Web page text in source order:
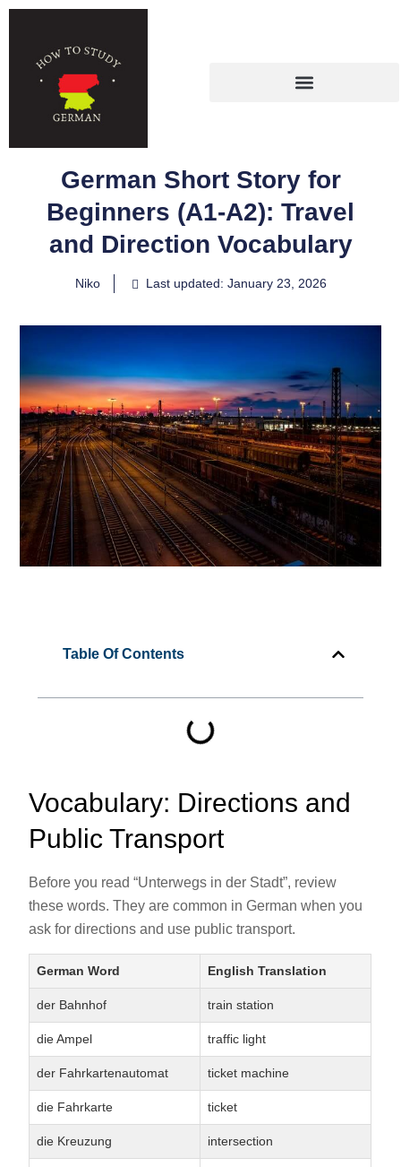
German Short Story for
Beginners (A1-A2): Travel
and Direction Vocabulary
Niko Last updated: January 23, 2026
Table Of Contents
Vocabulary: Directions and
Public Transport
Before you read “Unterwegs in der Stadt”, review
these words. They are common in German when you
ask for directions and use public transport.
German Word English Translation
der Bahnhof train station
die Ampel traffic light
der Fahrkartenautomat ticket machine
die Fahrkarte ticket
die Kreuzung intersection